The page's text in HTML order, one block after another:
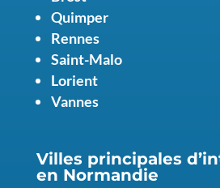
Quimper
Rennes
Saint-Malo
Lorient
Vannes
Villes principales
en Normandie